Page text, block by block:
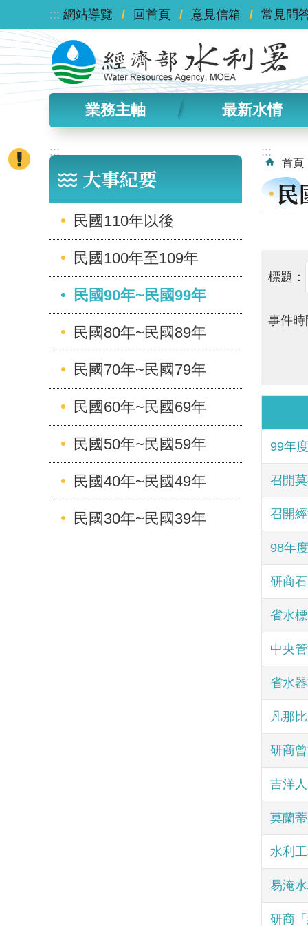
跳到主要內容區塊
::: 網站導覽 回首頁 意見信箱 常見問
業務主軸 最新水情
:::
大事紀要
民國110年以後
民國100年至109年
民國90年~民國99年
民國80年~民國89年
民國70年~民國79年
民國60年~民國69年
民國50年~民國59年
民國40年~民國49年
民國30年~民國39年
:::
首頁
民
標題：
事件
99年
召開
召開
98年
研商
省水
中央
省水
凡那
研商
吉洋
莫蘭
水利
易淹
研商